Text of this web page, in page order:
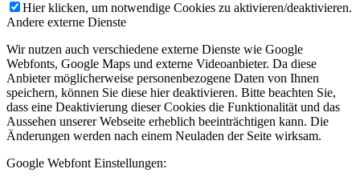
Hier klicken, um notwendige Cookies zu aktivieren/deaktivieren.
Andere externe Dienste
Wir nutzen auch verschiedene externe Dienste wie Google
Webfonts, Google Maps und externe Videoanbieter. Da diese
Anbieter möglicherweise personenbezogene Daten von Ihnen
speichern, können Sie diese hier deaktivieren. Bitte beachten Sie,
dass eine Deaktivierung dieser Cookies die Funktionalität und das
Aussehen unserer Webseite erheblich beeinträchtigen kann. Die
Änderungen werden nach einem Neuladen der Seite wirksam.
Google Webfont Einstellungen: